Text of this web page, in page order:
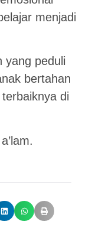
menjadi
yang peduli
bertahan
di